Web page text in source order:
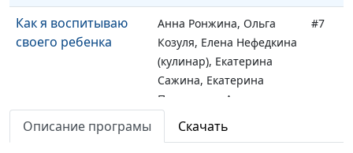
Как я воспитываю
своего ребенка
Анна Ронжина, Ольга
Козуля, Елена Нефедкина
(кулинар), Екатерина
Сажина, Екатерина
Плешакова, Анастасия
#7
Описание програмы Скачать